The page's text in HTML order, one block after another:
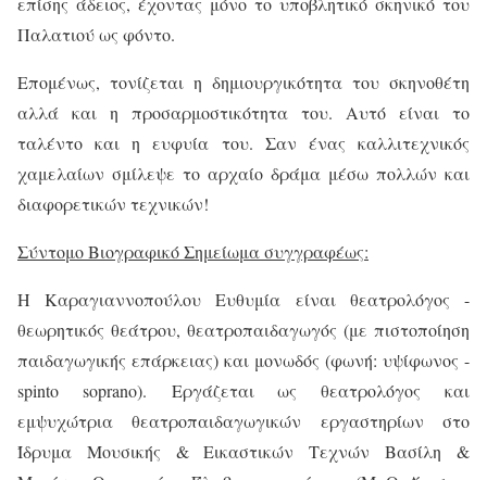
Παλατιού ως φόντο.
Επομένως, τονίζεται η δημιουργικότητα του σκηνοθέτη
αλλά και η προσαρμοστικότητα του. Αυτό είναι το
ταλέντο και η ευφυία του. Σαν ένας καλλιτεχνικός
χαμελαίων σμίλεψε το αρχαίο δράμα μέσω πολλών και
διαφορετικών τεχνικών!
Σύντομο Βιογραφικό Σημείωμα συγγραφέως:
Η Καραγιαννοπούλου Ευθυμία είναι θεατρολόγος -
θεωρητικός θεάτρου, θεατροπαιδαγωγός (με πιστοποίηση
παιδαγωγικής επάρκειας) και μονωδός (φωνή: υψίφωνος -
spinto soprano). Εργάζεται ως θεατρολόγος και
εμψυχώτρια θεατροπαιδαγωγικών εργαστηρίων στο
Ίδρυμα Μουσικής & Εικαστικών Τεχνών Βασίλη &